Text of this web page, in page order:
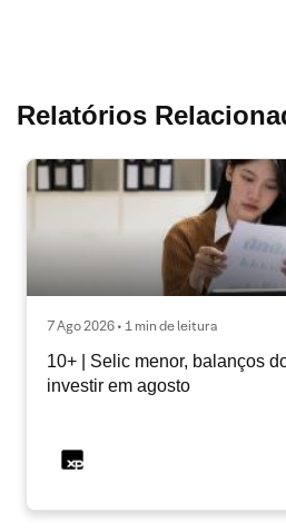
Relatórios
7 Ago 2026 • 1 min de leitura
10+ | Selic menor, balanços
investir em agosto